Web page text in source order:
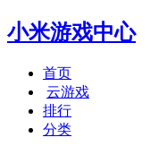
小米游戏中心
首页
云游戏
排行
分类